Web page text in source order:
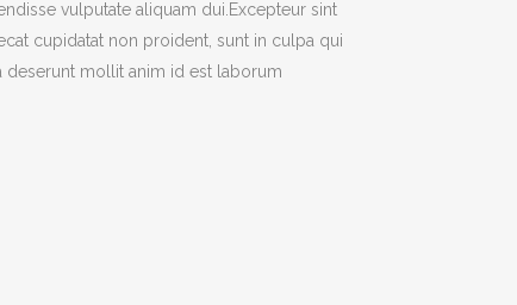
vulputate aliquam dui.Excepteur sint
cupidatat non proident, sunt in culpa qui
deserunt mollit anim id est laborum